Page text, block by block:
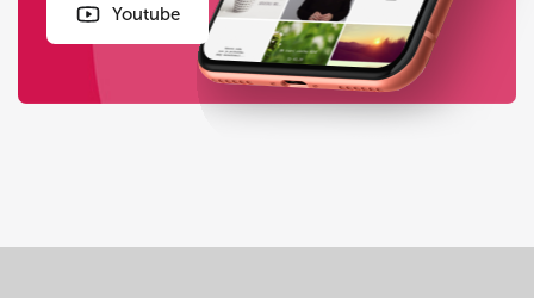
Youtube